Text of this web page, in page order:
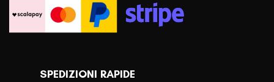
SPEDIZIONI RAPIDE